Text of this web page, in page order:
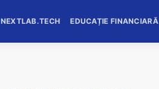
NEXTLAB.TECH EDUCAȚIE FINANCIARĂ